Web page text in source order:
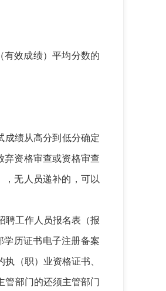
效成绩）平均分数的
绩从高分到低分确定
弃资格审查或资格审查
，无人员递补的，可以
工作人员报名表（报
历证书电子注册备案
（职）业资格证书、
管部门的还须主管部门